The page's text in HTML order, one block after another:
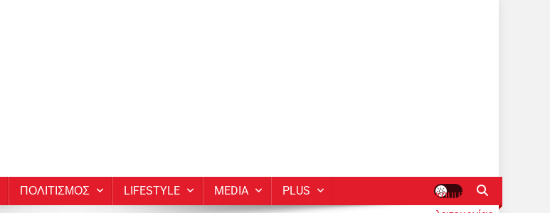
ΠΟΛΙΤΙΣΜΟΣ LIFESTYLE MEDIA PLUS
κουμπί